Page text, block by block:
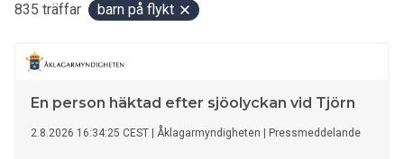
835 träffar barn på flykt
En person häktad efter sjöolyckan vid Tjörn
2.8.2026 16:34:25 CEST Åklagarmyndigheten Pressmeddelande